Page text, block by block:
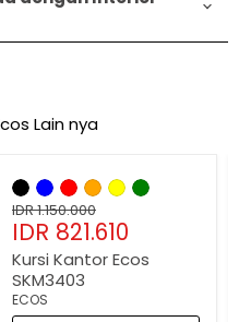
Lain nya
Kursi
Kantor
Ecos
SKM3403
Harga
asli
IDR 1.150.000
Harga
sekarang
IDR 821.610
Kursi Kantor Ecos
SKM3403
ECOS